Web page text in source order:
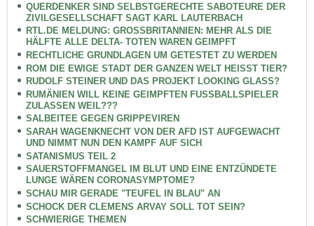
QUERDENKER SIND SELBSTGERECHTE SABOTEURE DER
ZIVILGESELLSCHAFT SAGT KARL LAUTERBACH
RTL.DE MELDUNG: GROSSBRITANNIEN: MEHR ALS DIE
HÄLFTE ALLE DELTA- TOTEN WAREN GEIMPFT
RECHTLICHE GRUNDLAGEN UM GETESTET ZU WERDEN
ROM DIE EWIGE STADT DER GANZEN WELT HEISST TIER?
RUDOLF STEINER UND DAS PROJEKT LOOKING GLASS?
RUMÄNIEN WILL KEINE GEIMPFTEN FUSSBALLSPIELER
ZULASSEN WEIL???
SALBEITEE GEGEN GRIPPEVIREN
SARAH WAGENKNECHT VON DER AFD IST AUFGEWACHT
UND NIMMT NUN DEN KAMPF AUF SICH
SATANISMUS TEIL 2
SAUERSTOFFMANGEL IM BLUT UND EINE ENTZÜNDETE
LUNGE WÄREN CORONASYMPTOME?
SCHAU MIR GERADE "TEUFEL IN BLAU" AN
SCHOCK DER CLEMENS ARVAY SOLL TOT SEIN?
SCHWIERIGE THEMEN